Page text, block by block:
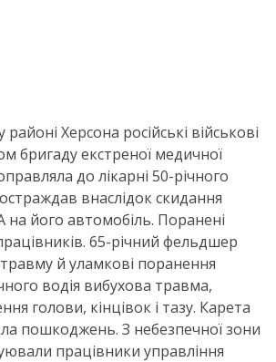
Херсона російські військові
бригаду екстреної медичної
до лікарні 50-річного
внаслідок скидання
на його автомобіль. Поранені
65-річний фельдшер
й уламкові поранення
водія вибухова травма,
голови, кінцівок і тазу. Карета
пошкоджень. З небезпечної зони
працівники управління